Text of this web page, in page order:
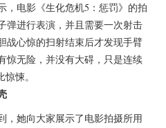
，电影《生化危机5：惩罚》的拍
弹进行表演，并且需要一次射击
战心惊的扫射结束后才发现手臂
惊无险，并没有大碍，只是连续
悚。
，她向大家展示了电影拍摄所用